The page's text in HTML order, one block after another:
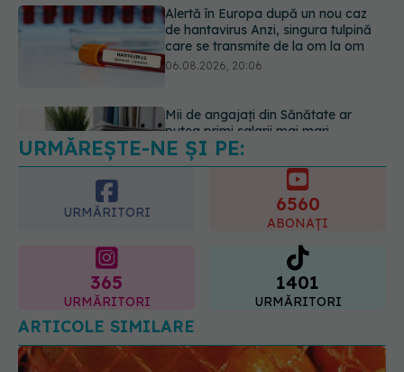
Mii de angajați din Sănătate ar
putea primi salarii mai mari.
Sindicatele cer schimbarea legii
06.08.2026, 19:26
Alergia la ambrozie: 4 lucruri
esențiale despre simptome,
prevenție și tratament, explicate de
dr. Tudor Ciuhodaru
URMĂREȘTE-NE ȘI PE:
URMĂRITORI
ABONAȚI
URMĂRITORI
1401
URMĂRITORI
ARTICOLE SIMILARE